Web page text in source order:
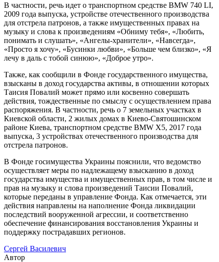
В частности, речь идет о транспортном средстве BMW 740 LI,
2009 года выпуска, устройстве отечественного производства
для отстрела патронов, а также имущественных правах на
музыку и слова к произведениям «Обниму тебя», «Любить,
понимать и слушать», «Ангелы-хранители», «Навсегда»,
«Просто я хочу», «Бусинки любви», «Больше чем близко», «Я
лечу в даль с тобой синюю», «Доброе утро».
Также, как сообщили в Фонде государственного имущества,
взысканы в доход государства активы, в отношении которых
Таисия Повалий может прямо или косвенно совершать
действия, тождественные по смыслу с осуществлением права
распоряжения. В частности, речь о 7 земельных участках в
Киевской области, 2 жилых домах в Киево-Святошинском
районе Киева, транспортном средстве BMW X5, 2017 года
выпуска, 3 устройствах отечественного производства для
отстрела патронов.
В Фонде госимущества Украины пояснили, что ведомство
осуществляет меры по надлежащему взысканию в доход
государства имущества и имущественных прав, в том числе и
прав на музыку и слова произведений Таисии Повалий,
которые переданы в управление Фонда. Как отмечается, эти
действия направлены на наполнение Фонда ликвидации
последствий вооруженной агрессии, и соответственно
обеспечение финансирования восстановления Украины и
поддержку пострадавших регионов.
Сергей Василевич
Автор